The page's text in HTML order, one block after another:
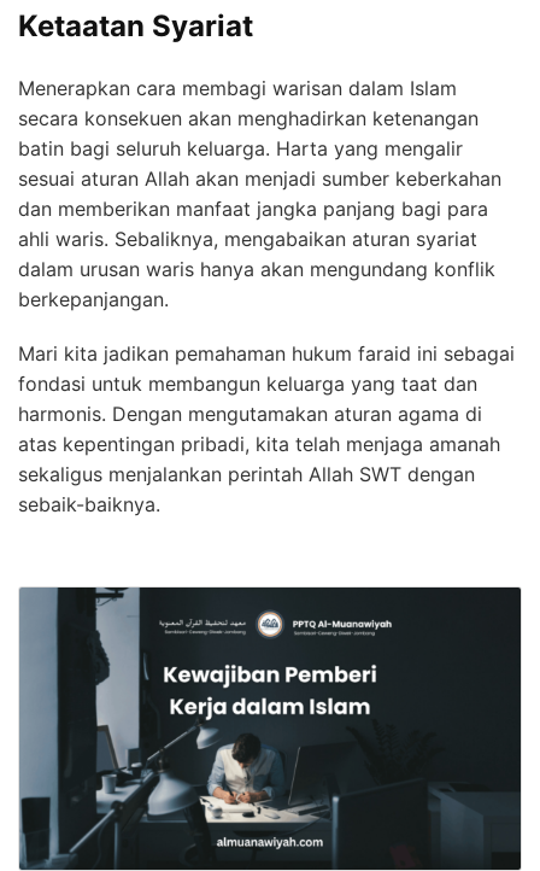
Ketaatan Syariat
Menerapkan cara membagi warisan dalam Islam
secara konsekuen akan menghadirkan ketenangan
batin bagi seluruh keluarga. Harta yang mengalir
sesuai aturan Allah akan menjadi sumber keberkahan
dan memberikan manfaat jangka panjang bagi para
ahli waris. Sebaliknya, mengabaikan aturan syariat
dalam urusan waris hanya akan mengundang konflik
berkepanjangan.
Mari kita jadikan pemahaman hukum faraid ini sebagai
fondasi untuk membangun keluarga yang taat dan
harmonis. Dengan mengutamakan aturan agama di
atas kepentingan pribadi, kita telah menjaga amanah
sekaligus menjalankan perintah Allah SWT dengan
sebaik-baiknya.